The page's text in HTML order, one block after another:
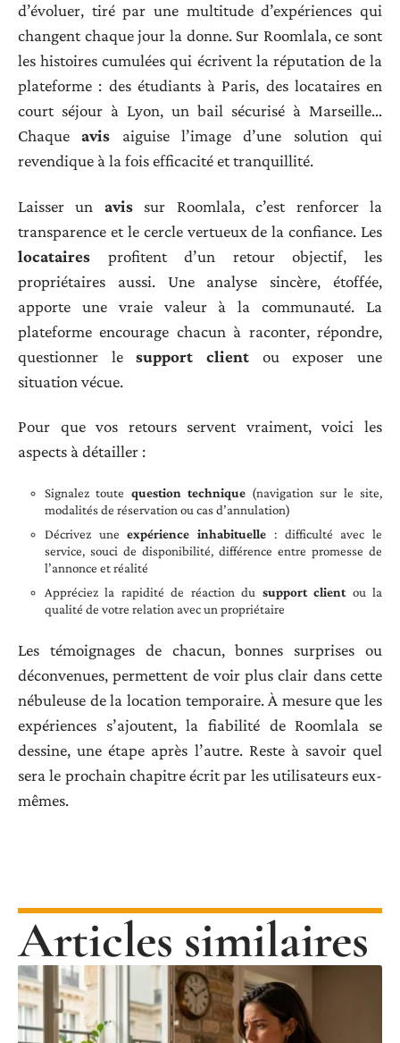
d’évoluer, tiré par une multitude d’expériences qui
changent chaque jour la donne. Sur Roomlala, ce sont
les histoires cumulées qui écrivent la réputation de la
plateforme : des étudiants à Paris, des locataires en
court séjour à Lyon, un bail sécurisé à Marseille…
Chaqueavis aiguise l’image d’une solution qui
revendique à la fois efficacité et tranquillité.
Laisser un avissur Roomlala, c’est renforcer la
transparence et le cercle vertueux de la confiance. Les
locataires profitent d’un retour objectif, les
propriétaires aussi. Une analyse sincère, étoffée,
apporte une vraie valeur à la communauté. La
plateforme encourage chacun à raconter, répondre,
questionner lesupport client ou exposer une
situation vécue.
Pour que vos retours servent vraiment, voici les
aspects à détailler :
Signalez toute question technique(navigation sur le site,
modalités de réservation ou cas d’annulation)
Décrivez uneexpérience inhabituelle : difficulté avec le
service, souci de disponibilité, différence entre promesse de
l’annonce et réalité
Appréciez la rapidité de réaction du support clientou la
qualité de votre relation avec un propriétaire
Les témoignages de chacun, bonnes surprises ou
déconvenues, permettent de voir plus clair dans cette
nébuleuse de la location temporaire. À mesure que les
expériences s’ajoutent, la fiabilité de Roomlala se
dessine, une étape après l’autre. Reste à savoir quel
sera le prochain chapitre écrit par les utilisateurs eux-
mêmes.
Articles similaires